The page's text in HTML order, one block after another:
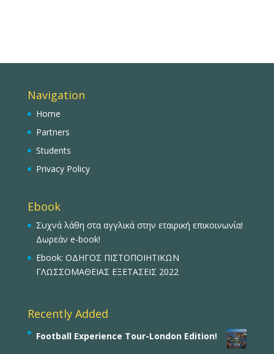
Navigation
Home
Partners
Students
Privacy Policy
Ebook
Συχνά λάθη στα αγγλικά στην εταιρική επικοινωνία!
Δωρεάν e-book!
Ebook: ΟΔΗΓΟΣ ΠΙΣΤΟΠΟΙΗΤΙΚΩΝ
ΓΛΩΣΣΟΜΑΘΕΙΑΣ ΕΞΕΤΑΣΕΙΣ 2022
Recently Added
Football Experience Tour-London Edition!